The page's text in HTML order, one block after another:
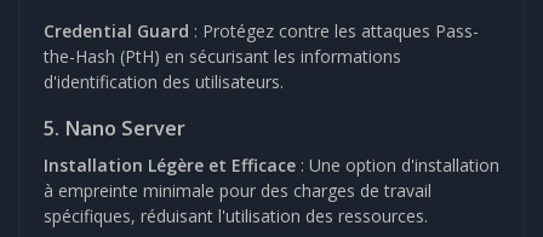
Credential Guard : Protégez contre les attaques Pass-
the-Hash (PtH) en sécurisant les informations
d'identification des utilisateurs.
5. Nano Server
Installation Légère et Efficace : Une option d'installation
à empreinte minimale pour des charges de travail
spécifiques, réduisant l'utilisation des ressources.